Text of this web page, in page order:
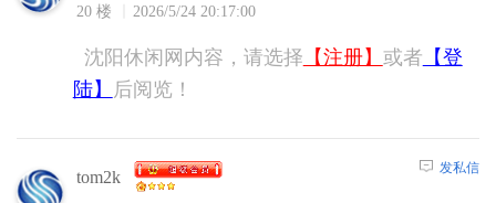
20 楼 2026/5/24 20:17:00
沈阳休闲网内容，请选择 【注册】 或者 【登
陆】
后阅览！
tom2k 发私信